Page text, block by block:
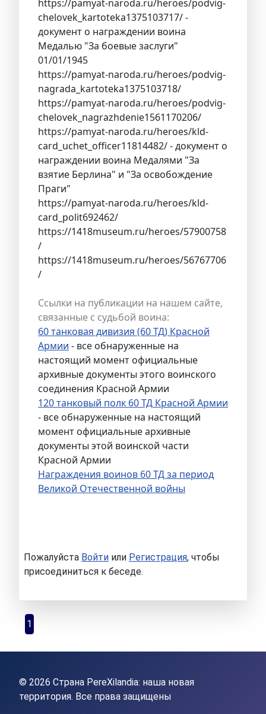
https://pamyat-naroda.ru/heroes/podvig-
chelovek_kartoteka1375103717/ -
документ о награждении воина
Медалью "За боевые заслуги"
01/01/1945
https://pamyat-naroda.ru/heroes/podvig-
nagrada_kartoteka1375103718/
https://pamyat-naroda.ru/heroes/podvig-
chelovek_nagrazhdenie1561170206/
https://pamyat-naroda.ru/heroes/kld-
card_uchet_officer11814482/ - документ о
награждении воина Медалями "За
взятие Берлина" и "За освобождение
Праги"
https://pamyat-naroda.ru/heroes/kld-
card_polit692462/
https://1418museum.ru/heroes/57900758
/
https://1418museum.ru/heroes/56767706
/
Ссылки на публикации на нашем сайте,
связанные с судьбой воина:
60 танковая дивизия (60 ТД) Красной
Армии - все обнаруженные на
настоящий момент официальные
архивные документы этого воинского
соединения Красной Армии
120 танковый полк 60 ТД Красной Армии
- все обнаруженные на настоящий
момент официальные архивные
документы этой воинской части
Красной Армии
Награждения воинов 60 ТД за период
Великой Отечественной войны
Пожалуйста Войти или Регистрация, чтобы
присоединиться к беседе.
1
© 2026 Страна PereXilandia: наша новая
территория. Все права защищены